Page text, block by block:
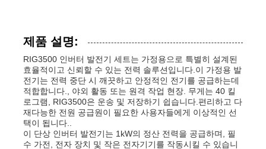
제품 설명:
RIG3500 인버터 발전기 세트는 가정용으로 특별히 설계된
효율적이고 신뢰할 수 있는 전력 솔루션입니다.이 가정용 발
전기는 전력 중단 시 깨끗하고 안정적인 전기를 공급하는데
적합합니다., 야외 활동 또는 원격 작업 현장. 무게는 40 킬
로그램, RIG3500은 운송 및 저장하기 쉽습니다.편리하고 다
재다능한 전원 공급원이 필요한 사용자들에게 이상적인 선
택이 됩니다..
이 단상 인버터 발전기는 1kW의 정산 전력을 공급하며, 필
수 가전, 전자 장치 및 작은 전자기기를 작동시킬 수 있습니